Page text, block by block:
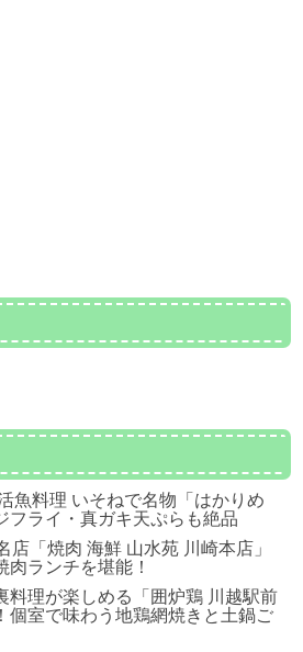
魚料理 いそねで名物「はかりめ
フライ・真ガキ天ぷらも絶品
店「焼肉 海鮮 山水苑 川崎本店」
肉ランチを堪能！
料理が楽しめる「囲炉鶏 川越駅前
個室で味わう地鶏網焼きと土鍋ご